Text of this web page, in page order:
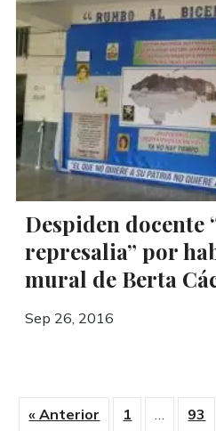
Despiden docente
represalia” por
mural de Berta
Sep 26, 2016
« Anterior 1 … 93